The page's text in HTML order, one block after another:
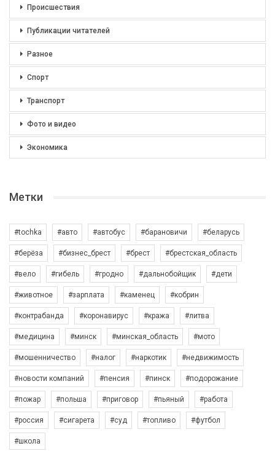
Происшествия
Публикации читателей
Разное
Спорт
Транспорт
Фото и видео
Экономика
Метки
#tochka #авто #автобус #барановичи #беларусь
#берёза #бизнес_брест #брест #брестская_область
#вело #гибель #гродно #дальнобойщик #дети
#животное #зарплата #каменец #кобрин
#контрабанда #коронавирус #кража #литва
#медицина #минск #минская_область #мото
#мошенничество #налог #наркотик #недвижимость
#новости компаний #пенсия #пинск #подорожание
#пожар #польша #приговор #пьяный #работа
#россия #сигарета #суд #топливо #футбол
#школа